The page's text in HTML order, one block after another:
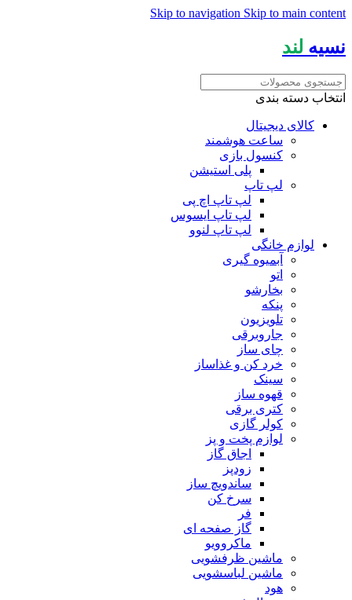
Skip to navigation Skip to main content
نسیه لند
انتخاب دسته بندی
کالای دیجیتال
ساعت هوشمند
کنسول بازی
پلی استیشن
لپ تاپ
لپ تاپ اچ پی
لپ تاپ ایسوس
لپ تاپ لنوو
لوازم خانگی
آبمیوه گیری
اتو
بخارشو
پنکه
تلویزیون
جاروبرقی
چای ساز
خرد کن و غذاساز
سینک
قهوه ساز
کتری برقی
کولر گازی
لوازم پخت و پز
اجاق گاز
زودپز
ساندویچ ساز
سرخ کن
فر
گاز صفحه ای
ماکروویو
ماشین ظرفشویی
ماشین لباسشویی
هود